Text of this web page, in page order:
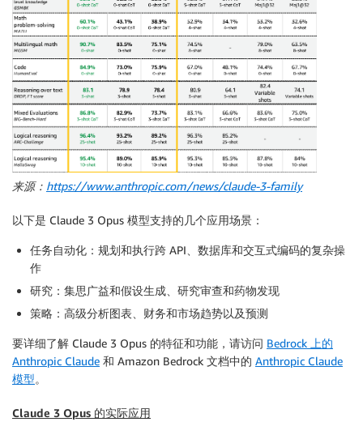
来源： https://www.anthropic.com/news/claude-3-family
以下是 Claude 3 Opus 模型支持的几个应用场景：
任务自动化 ：规划和执行跨 API、数据库和交互式编码的复杂操
作
研究 ：集思广益和假设生成、研究审查和药物发现
策略 ：高级分析图表、财务和市场趋势以及预测
要详细了解 Claude 3 Opus 的特征和功能，请访问 Bedrock 上的
Anthropic Claude 和 Amazon Bedrock 文档中的 Anthropic Claude
模型。
Claude 3 Opus 的实际应用